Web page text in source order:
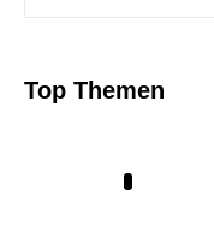
Top Themen